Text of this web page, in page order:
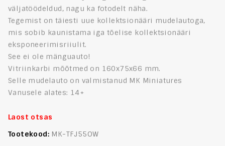
väljatöödeldud, nagu ka fotodelt näha.
Tegemist on täiesti uue kollektsionääri mudelautoga,
mis sobib kaunistama iga tõelise kollektsionääri
eksponeerimisriiulit.
See ei ole mänguauto!
Vitriinkarbi mõõtmed on 160x75x66 mm.
Selle mudelauto on valmistanud MK Miniatures
Vanusele alates: 14+
Laost otsas
Tootekood: MK-TFJ55OW